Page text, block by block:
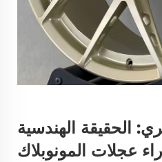
الحقيقة الهندسية
عجلات المونوبلاك